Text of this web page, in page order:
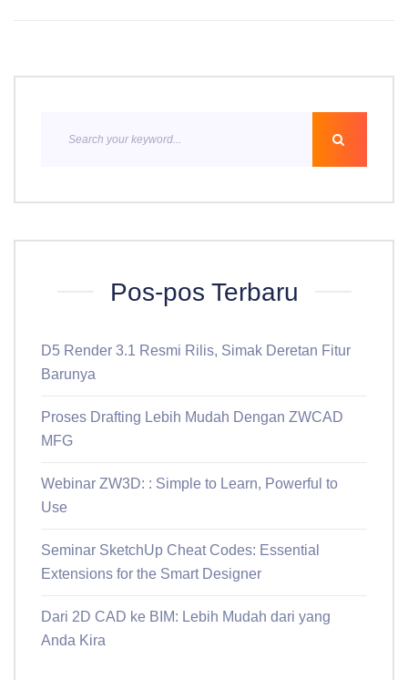
Pos-pos Terbaru
D5 Render 3.1 Resmi Rilis, Simak Deretan Fitur
Barunya
Proses Drafting Lebih Mudah Dengan ZWCAD
MFG
Webinar ZW3D: : Simple to Learn, Powerful to
Use
Seminar SketchUp Cheat Codes: Essential
Extensions for the Smart Designer
Dari 2D CAD ke BIM: Lebih Mudah dari yang
Anda Kira